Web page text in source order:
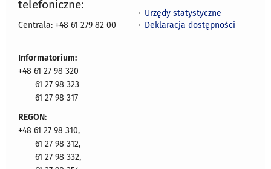
telefoniczne:
Centrala: +48 61 279 82 00
Informatorium:
+48 61 27 98 320
61 27 98 323
61 27 98 317
REGON:
+48 61 27 98 310,
61 27 98 312,
61 27 98 332,
Urzędy statystyczne
Deklaracja dostępności